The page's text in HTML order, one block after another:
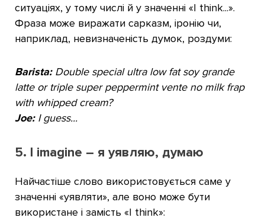
ситуаціях, у тому числі й у значенні «I think...».
Фраза може виражати сарказм, іронію чи,
наприклад, невизначеність думок, роздуми:
Barista:Double special ultra low fat soy grande
latte or triple super peppermint vente no milk frap
with whipped cream?
Joe: I guess...
5. I imagine – я уявляю, думаю
Найчастіше слово використовується саме у
значенні «уявляти», але воно може бути
використане і замість «I think»: